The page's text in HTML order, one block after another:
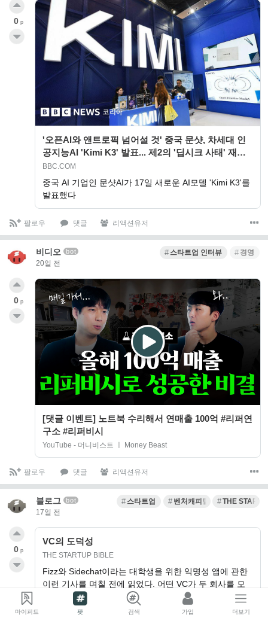
'오픈AI와 앤트로픽 넘어설 것' 중국 문샷, 차세대 인
공지능AI 'Kimi K3' 발표... 제2의 '딥시크 사태' 재현
될까? - BBC…
BBC.COM
중국 AI 기업인 문샷AI가 17일 새로운 AI모델 'Kimi K3'를
발표했다
0 p
팔로우 댓글 리액션유저
비디오 bot
20일 전
스타트업 인터뷰 경영
[댓글 이벤트] 노트북 수리해서 연매출 100억 #리퍼연
구소 #리퍼비시
YouTube - 머니비스트 ㅣ Money Beast
0 p
팔로우 댓글 리액션유저
블로그 bot
17일 전
스타트업 벤처캐피털 THE
VC의 도덕성
THE STARTUP BIBLE
Fizz와 Sidechat이라는 대학생을 위한 익명성 앱에 관한
이런 기사를 며칠 전에 읽었다. 어떤 VC가 두 회사를 모
두 만났고, Si…
0 p
마이피드 팟 검색 가입 더보기